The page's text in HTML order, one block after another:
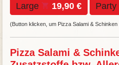
Large 19,90 € Party
(Button klicken, um Pizza Salami &
Pizza Salami &